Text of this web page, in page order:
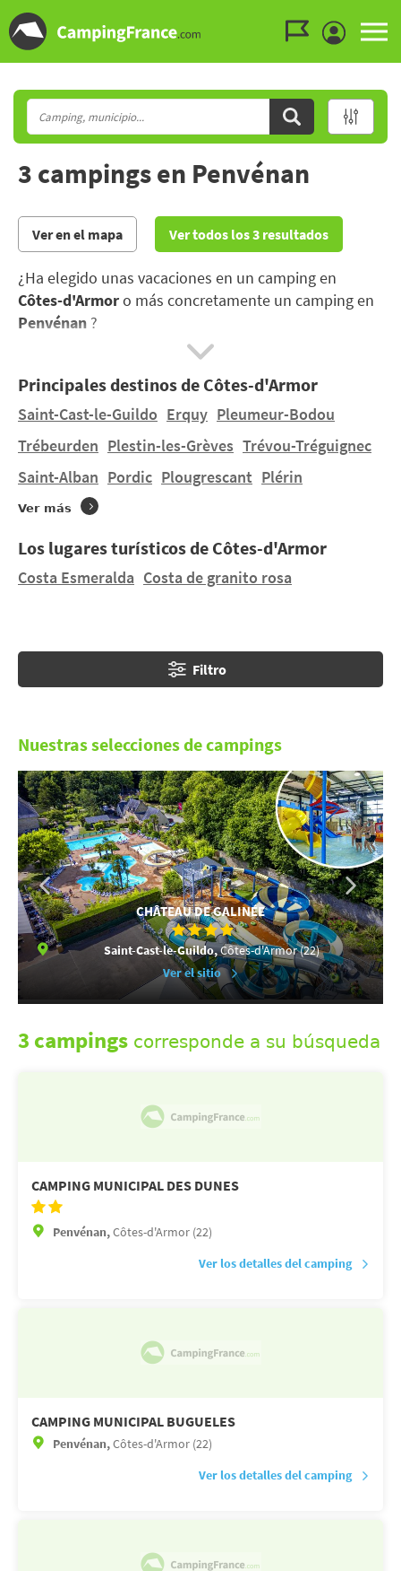
3 campings en Penvénan
Ver en el mapa Ver todos los 3 resultados
¿Ha elegido unas vacaciones en un camping en
Côtes-d'Armoro más concretamente un camping en
Penvénan ?
una gran variedad de costas en la Mancha con
numerosas playas de arena fina.
¿Desea alojarse en una tienda de campaña o en una
casa móvil enPenvénanen un terreno de
dimensiones humanas ? Encontrará 3 campings en
MUNICIPAL DES DUNES, CAMPING MUNICIPAL
BUGUELES, LES HAUTS PORT BLANC.
Principales destinos de Côtes-d'Armor
Saint-Cast-le-Guildo Erquy Pleumeur-Bodou
Trébeurden Plestin-les-Grèves Trévou-Tréguignec
Saint-Alban Pordic Plougrescant Plérin
Ver más
Los lugares turísticos de Côtes-d'Armor
Costa Esmeralda Costa de granito rosa
Filtro
Nuestras selecciones de campings
CHÂTEAU DE GALINÉE
Saint-Cast-le-Guildo,Côtes-d'Armor (22)
Ver el sitio
3 campings corresponde a su búsqueda
CAMPING MUNICIPAL DES DUNES
Penvénan,Côtes-d'Armor (22)
Ver los detalles del camping
CAMPING MUNICIPAL BUGUELES
Penvénan,Côtes-d'Armor (22)
Ver los detalles del camping